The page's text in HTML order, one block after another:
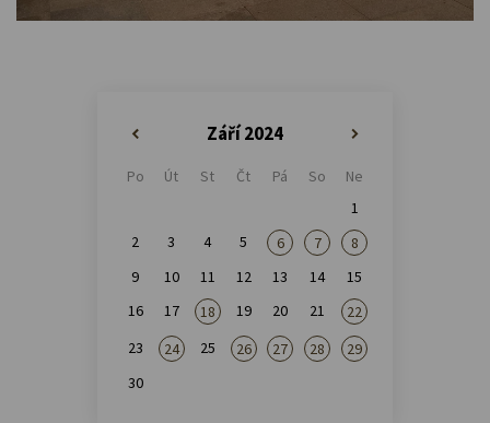
Září 2024
Po Út St Čt Pá So
Ne
1
2
3 4 5 6 7
8
9
10 11 12 13 14
15
16
17 18 19 20 21
22
23
24 25 26 27 28
29
30